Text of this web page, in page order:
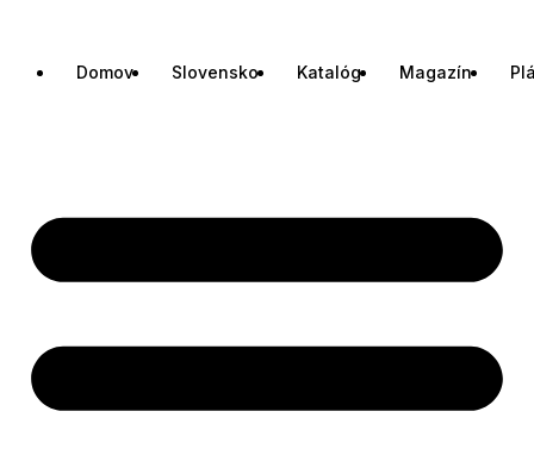
Domov Slovensko Katalóg Magazín